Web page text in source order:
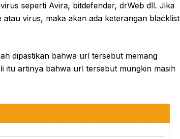
seperti Avira, bitdefender, drWeb dll. Jika
virus, maka akan ada keterangan blacklist
dipastikan bahwa url tersebut memang
itu artinya bahwa url tersebut mungkin masih